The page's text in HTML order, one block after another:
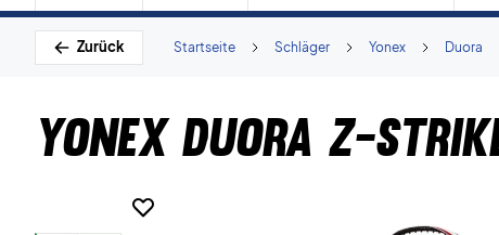
Zurück Duora
Yonex
Schläger
Startseite
Yonex Duora Z-